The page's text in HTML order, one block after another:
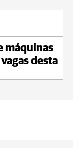
máquinas
desta